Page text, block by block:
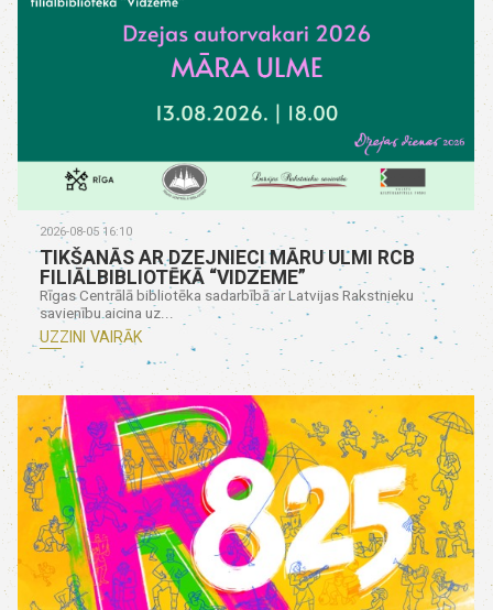
2026-08-05 16:10
TIKŠANĀS AR DZEJNIECI MĀRU ULMI RCB
FILIĀLBIBLIOTĒKĀ “VIDZEME”
Rīgas Centrālā bibliotēka sadarbībā ar Latvijas Rakstnieku
savienību aicina uz...
UZZINI VAIRĀK